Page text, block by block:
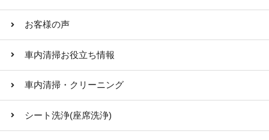
お客様の声
車内清掃お役立ち情報
車内清掃・クリーニング
シート洗浄(座席洗浄)